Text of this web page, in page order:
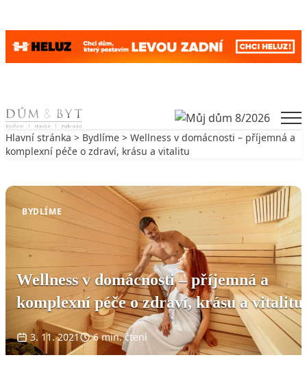
Skip to content
Hlavní stránka > Bydlíme > Wellness v domácnosti – příjemná a
komplexní péče o zdraví, krásu a vitalitu
BYDLÍME
Wellness v domácnosti – příjemná a
komplexní péče o zdraví, krásu a vitalitu
3. 11. 2021 6 min. čtení